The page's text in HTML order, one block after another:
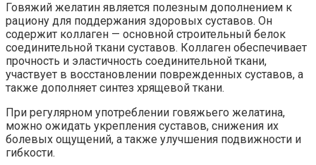
Говяжий желатин является полезным дополнением к
рациону для поддержания здоровых суставов. Он
содержит коллаген — основной строительный белок
соединительной ткани суставов. Коллаген обеспечивает
прочность и эластичность соединительной ткани,
участвует в восстановлении поврежденных суставов, а
также дополняет синтез хрящевой ткани.
При регулярном употреблении говяжьего желатина,
можно ожидать укрепления суставов, снижения их
болевых ощущений, а также улучшения подвижности и
гибкости.